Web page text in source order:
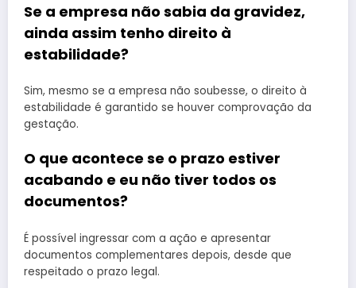
Se a empresa não sabia da gravidez,
ainda assim tenho direito à
estabilidade?
Sim, mesmo se a empresa não soubesse, o direito à
estabilidade é garantido se houver comprovação da
gestação.
O que acontece se o prazo estiver
acabando e eu não tiver todos os
documentos?
É possível ingressar com a ação e apresentar
documentos complementares depois, desde que
respeitado o prazo legal.